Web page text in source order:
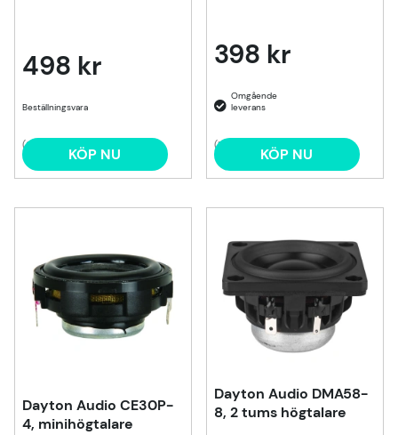
498 kr
Beställningsvara
(2) KÖP NU
398 kr
(1) KÖP NU
Dayton Audio CE30P-
4, minihögtalare
Dayton Audio DMA58-
8, 2 tums högtalare